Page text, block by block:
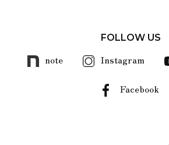
FOLLOW US
note Instagram
Facebook